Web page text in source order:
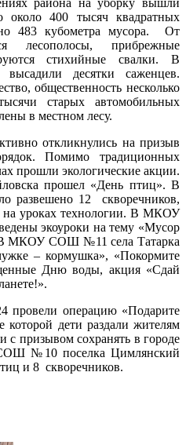
района на уборку вышли
около 400 тысяч квадратных
483 кубометра мусора. От
лесополосы, прибрежные
стихийные свалки. В
десятки саженцев.
общественность несколько
старых автомобильных
в местном лесу.
откликнулись на призыв
Помимо традиционных
прошли экологические акции.
прошел «День птиц». В
развешено 12 скворечников,
на уроках технологии. В МКОУ
экоуроки на тему «Мусор
В МКОУ СОШ №11 села Татарка
– кормушка», «Покормите
Дню воды, акция «Сдай
операцию «Подарите
которой дети раздали жителям
с призывом сохранять в городе
СОШ №10 поселка Цимлянский
и 8 скворечников.